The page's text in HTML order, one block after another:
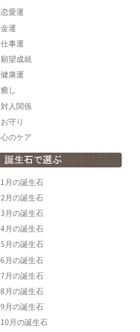
恋愛運
金運
仕事運
願望成就
健康運
癒し
対人関係
お守り
心のケア
1月の誕生石
2月の誕生石
3月の誕生石
4月の誕生石
5月の誕生石
6月の誕生石
7月の誕生石
8月の誕生石
9月の誕生石
10月の誕生石